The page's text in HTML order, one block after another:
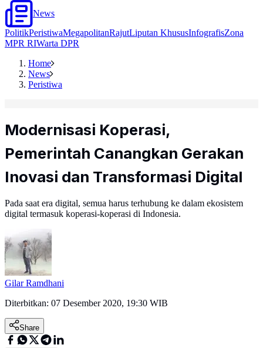
News
PolitikPeristiwaMegapolitanRajutLiputan KhususInfografisZona
MPR RIWarta DPR
Home
News
Peristiwa
Modernisasi Koperasi,
Pemerintah Canangkan Gerakan
Inovasi dan Transformasi Digital
Pada saat era digital, semua harus terhubung ke dalam ekosistem
digital termasuk koperasi-koperasi di Indonesia.
Gilar Ramdhani
Diterbitkan: 07 Desember 2020, 19:30 WIB
Share